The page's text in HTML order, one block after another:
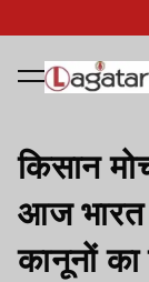
किसान
आज भारत
कानूनों